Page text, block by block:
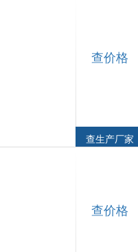
查价格
查生产厂家
查价格